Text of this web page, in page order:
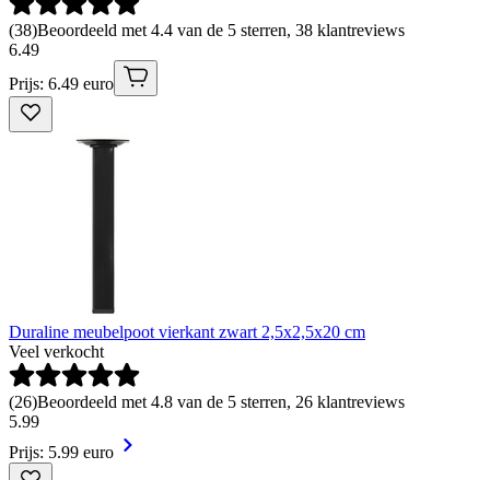
(38)Beoordeeld met 4.4 van de 5 sterren, 38 klantreviews
6.49
Prijs: 6.49 euro
Duraline meubelpoot vierkant zwart 2,5x2,5x20 cm
Veel verkocht
(26)Beoordeeld met 4.8 van de 5 sterren, 26 klantreviews
5.99
Prijs: 5.99 euro